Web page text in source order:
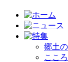
郷土
ここ